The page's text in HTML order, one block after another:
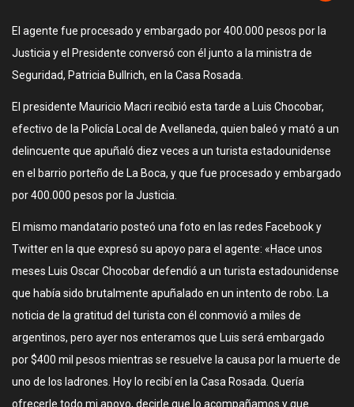
El agente fue procesado y embargado por 400.000 pesos por la
Justicia y el Presidente conversó con él junto a la ministra de
Seguridad, Patricia Bullrich, en la Casa Rosada.
El presidente Mauricio Macri recibió esta tarde a Luis Chocobar,
efectivo de la Policía Local de Avellaneda, quien baleó y mató a un
delincuente que apuñaló diez veces a un turista estadounidense
en el barrio porteño de La Boca, y que fue procesado y embargado
por 400.000 pesos por la Justicia.
El mismo mandatario posteó una foto en las redes Facebook y
Twitter en la que expresó su apoyo para el agente: «Hace unos
meses Luis Oscar Chocobar defendió a un turista estadounidense
que había sido brutalmente apuñalado en un intento de robo. La
noticia de la gratitud del turista con él conmovió a miles de
argentinos, pero ayer nos enteramos que Luis será embargado
por $400 mil pesos mientras se resuelve la causa por la muerte de
uno de los ladrones. Hoy lo recibí en la Casa Rosada. Quería
ofrecerle todo mi apoyo, decirle que lo acompañamos y que